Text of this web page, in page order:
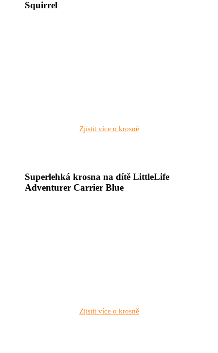
Squirrel
Zjistit více o krosně
Superlehká krosna na dítě LittleLife
Adventurer Carrier Blue
Zjistit více o krosně